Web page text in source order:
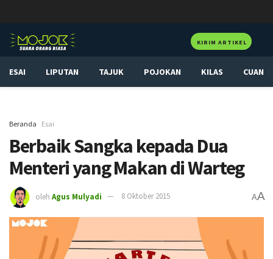
KIRIM ARTIKEL
ESAI LIPUTAN TAJUK POJOKAN KILAS CUAN
Beranda Esai
Berbaik Sangka kepada Dua
Menteri yang Makan di Warteg
oleh Agus Mulyadi 8 Oktober 2015 AA